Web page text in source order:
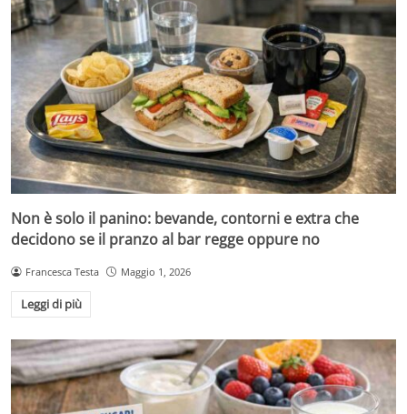
Non è solo il panino: bevande, contorni e extra che
decidono se il pranzo al bar regge oppure no
Francesca Testa Maggio 1, 2026
Leggi di più